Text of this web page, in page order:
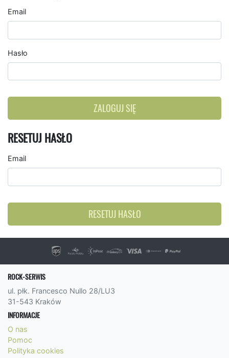
Email
Hasło
ZALOGUJ SIĘ
RESETUJ HASŁO
Email
RESETUJ HASŁO
ROCK-SERWIS
ul. płk. Francesco Nullo 28/LU3
31-543 Kraków
INFORMACJE
O nas
Pomoc
Polityka cookies